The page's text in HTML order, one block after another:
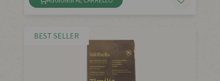
BEST SELLER